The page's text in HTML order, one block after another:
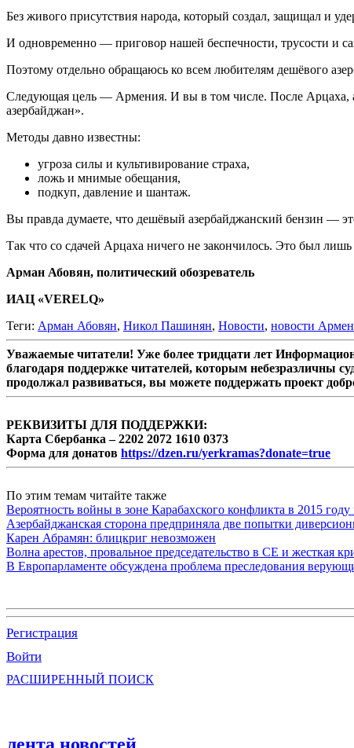
Без живого присутствия народа, который создал, защищал и
И одновременно — приговор нашей беспечности, трусости и
Поэтому отдельно обращаюсь ко всем любителям дешёвого
Следующая цель — Армения. И вы в том числе. После Арцаха, а
aзербайджан».
Методы давно известны:
угроза силы и культивирование страха,
ложь и мнимые обещания,
подкуп, давление и шантаж.
Вы правда думаете, что дешёвый азербайджанский бензин —
Так что со сдачей Арцаха ничего не закончилось. Это был
Арман Абовян, политический обозреватель
ИАЦ «VERELQ»
Теги: Арман Абовян, Никол Пашинян, Новости, новости
Уважаемые читатели! Уже более тридцати лет
благодаря поддержке читателей, которым небезразличны
продолжал развиваться, вы можете поддержать проект
РЕКВИЗИТЫ ДЛЯ ПОДДЕРЖКИ:
Карта Сбербанка – 2202 2072 1610 0373
Форма для донатов https://dzen.ru/yerkramas?donate=true
По этим темам читайте также
Вероятность войны в зоне Карабахского конфликта в 2015
Азербайджанская сторона предприняла две попытки
Карен Абрамян: блицкриг невозможен
Волна арестов, провальное председательство в СЕ и жесткая
В Европарламенте обсуждена проблема преследования
Регистрация
Войти
РАСШИРЕННЫЙ ПОИСК